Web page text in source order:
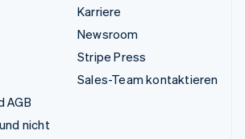
AGB
nicht
Karriere
Newsroom
Stripe Press
Sales-Team kontaktieren